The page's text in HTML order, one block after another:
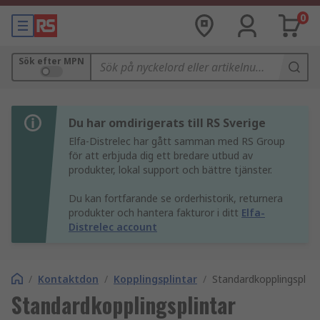
0
Sök efter MPN
Du har omdirigerats till RS Sverige
Elfa-Distrelec har gått samman med RS Group
för att erbjuda dig ett bredare utbud av
produkter, lokal support och bättre tjänster.
Du kan fortfarande se orderhistorik, returnera
produkter och hantera fakturor i ditt Elfa-
Distrelec account
/ Kontaktdon / Kopplingsplintar /
Standardkopplingsplintar